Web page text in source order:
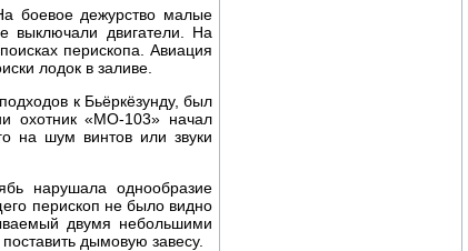
боевое дежурство малые
выключали двигатели. На
перископа. Авиация
лодок в заливе.
к Бьёркёзунду, был
охотник «МО-103» начал
на шум винтов или звуки
нарушала однообразие
перископ не было видно
двумя небольшими
дымовую завесу.